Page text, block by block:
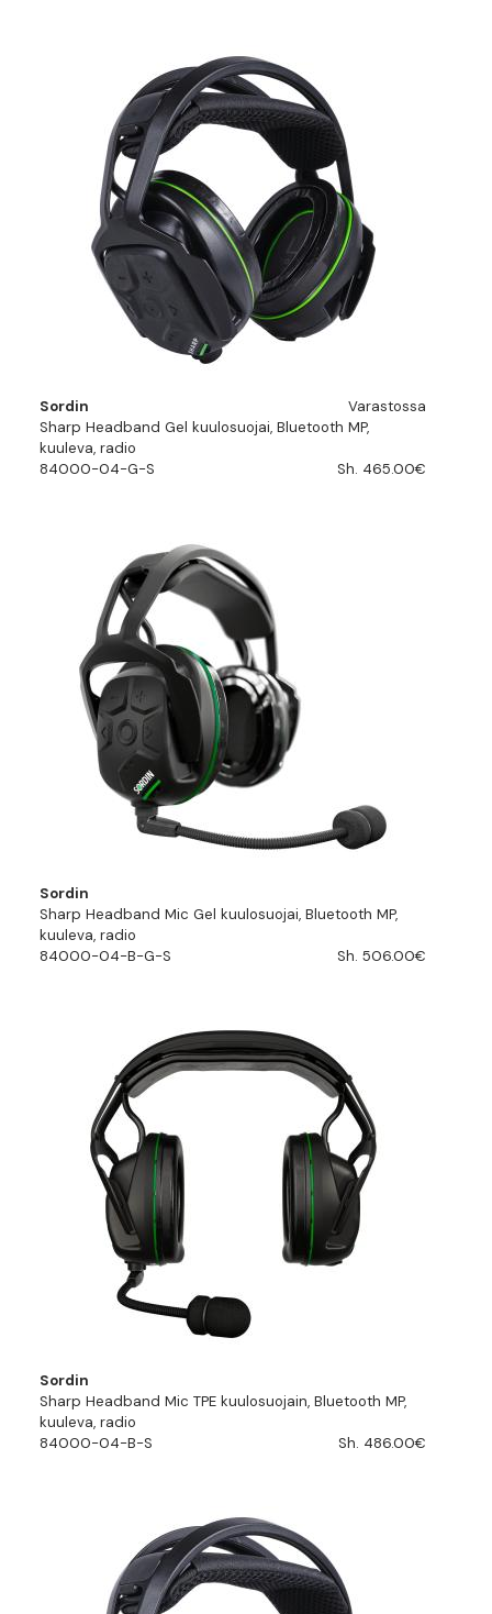
Sordin
Varastossa
Sharp Headband Gel kuulosuojai, Bluetooth MP,
kuuleva, radio
84000-04-G-S
Sh. 465.00€
Sordin
Sharp Headband Mic Gel kuulosuojai, Bluetooth MP,
kuuleva, radio
84000-04-B-G-S
Sh. 506.00€
Sordin
Sharp Headband Mic TPE kuulosuojain, Bluetooth MP,
kuuleva, radio
84000-04-B-S
Sh. 486.00€